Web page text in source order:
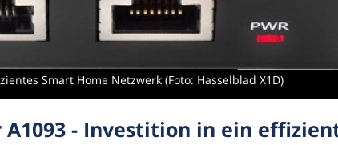
Smart Home Netzwerk (Foto: Hasselblad X1D)
- Investition in ein